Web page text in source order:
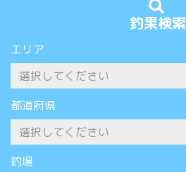
釣果検索
エリア
都道府県
釣場